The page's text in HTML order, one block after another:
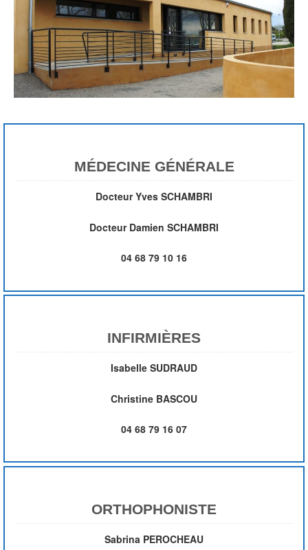
MÉDECINE GÉNÉRALE
Docteur Yves SCHAMBRI
Docteur Damien SCHAMBRI
04 68 79 10 16
INFIRMIÈRES
Isabelle SUDRAUD
Christine BASCOU
04 68 79 16 07
ORTHOPHONISTE
Sabrina PEROCHEAU